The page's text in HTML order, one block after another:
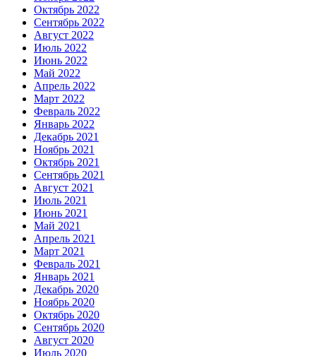
Октябрь 2022
Сентябрь 2022
Август 2022
Июль 2022
Июнь 2022
Май 2022
Апрель 2022
Март 2022
Февраль 2022
Январь 2022
Декабрь 2021
Ноябрь 2021
Октябрь 2021
Сентябрь 2021
Август 2021
Июль 2021
Июнь 2021
Май 2021
Апрель 2021
Март 2021
Февраль 2021
Январь 2021
Декабрь 2020
Ноябрь 2020
Октябрь 2020
Сентябрь 2020
Август 2020
Июль 2020